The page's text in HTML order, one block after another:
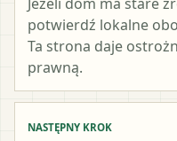
potwierdź lokalne
Ta strona daje
prawną.
NASTĘPNY KROK